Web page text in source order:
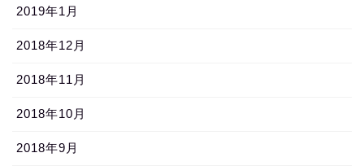
2019年1月
2018年12月
2018年11月
2018年10月
2018年9月